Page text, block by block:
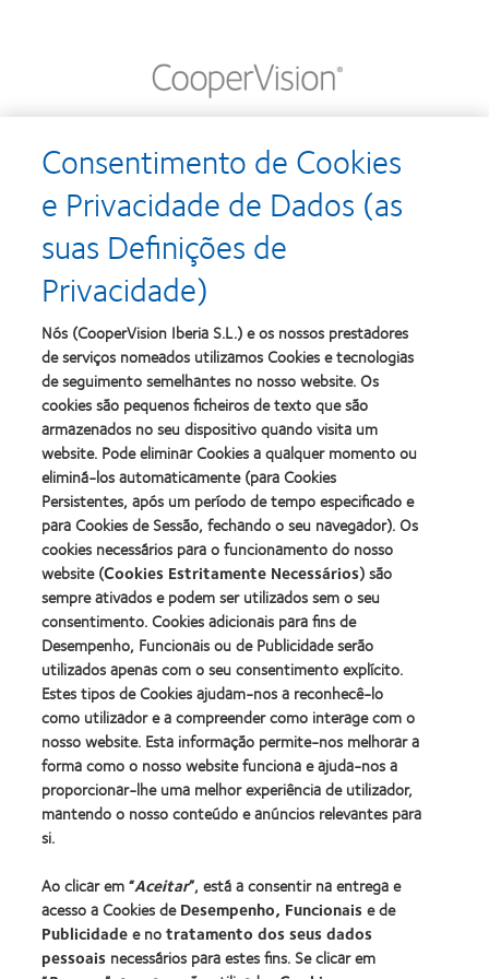
principal
COM LENTES DE CONTACTO DIÁRIAS
TU ESCOLHES O TEU
ESTILO
Obrigado pelo seu interesse!
1. As lentes de contacto são gratuitas, mas os honorários profissionais podem não
estar incluídos. Consulte o seu oculista.
Este produto está em conformidade com os regulamentos atuais relativos a
produtos de saúde.
Consentimento de Cookies
e Privacidade de Dados (as
suas Definições de
Privacidade)
Nós (CooperVision Iberia S.L.) e os nossos prestadores
de serviços nomeados utilizamos Cookies e tecnologias
de seguimento semelhantes no nosso website. Os
cookies são pequenos ficheiros de texto que são
armazenados no seu dispositivo quando visita um
website. Pode eliminar Cookies a qualquer momento ou
eliminá-los automaticamente (para Cookies
Persistentes, após um período de tempo especificado e
para Cookies de Sessão, fechando o seu navegador). Os
cookies necessários para o funcionamento do nosso
website (Cookies Estritamente Necessários) são
sempre ativados e podem ser utilizados sem o seu
consentimento. Cookies adicionais para fins de
Desempenho, Funcionais ou de Publicidade serão
utilizados apenas com o seu consentimento explícito.
Estes tipos de Cookies ajudam-nos a reconhecê-lo
como utilizador e a compreender como interage com o
nosso website. Esta informação permite-nos melhorar a
forma como o nosso website funciona e ajuda-nos a
proporcionar-lhe uma melhor experiência de utilizador,
mantendo o nosso conteúdo e anúncios relevantes para
si.
Ao clicar em “Aceitar”, está a consentir na entrega e
acesso a Cookies deDesempenho, Funcionaise de
Publicidadee notratamento dos seus dados
pessoais necessários para estes fins. Se clicar em